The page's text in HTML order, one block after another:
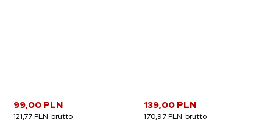
99,00 PLN
121,77 PLN
139,00 PLN
170,97 PLN